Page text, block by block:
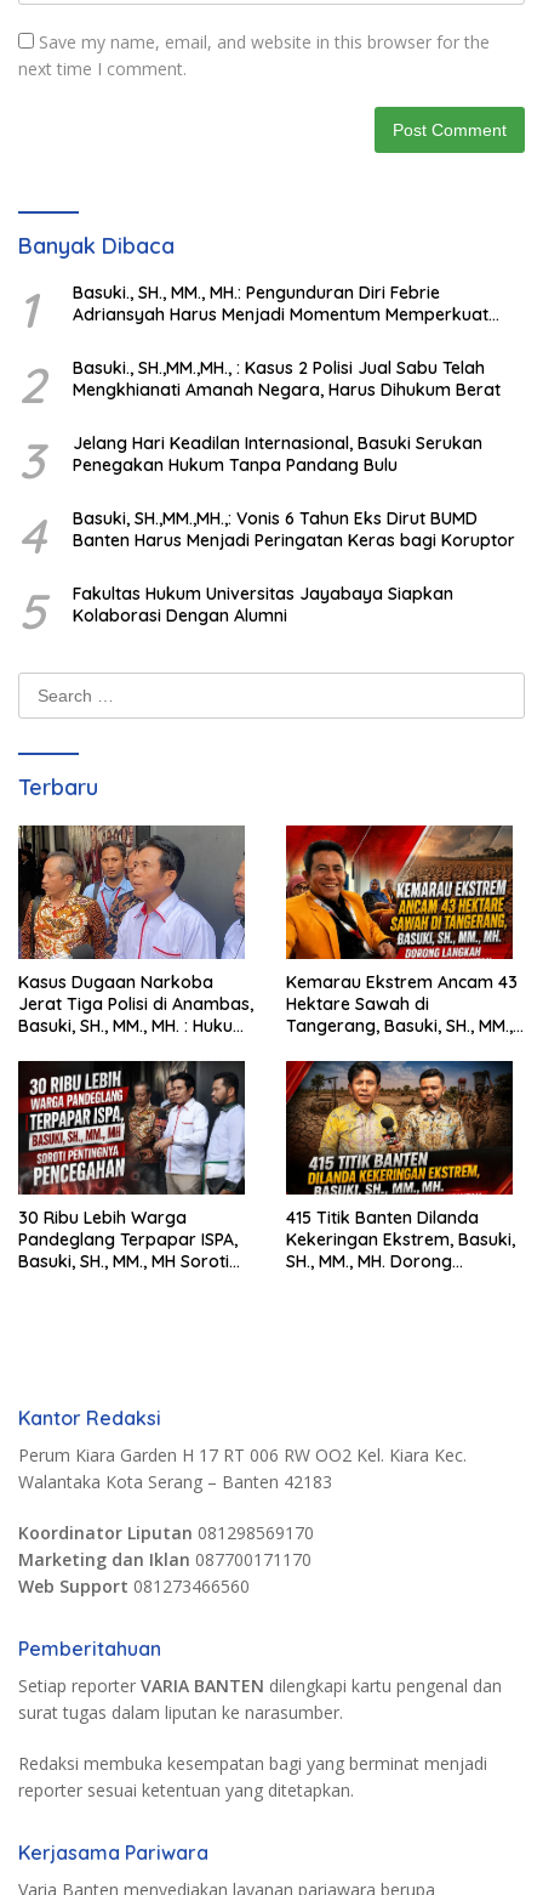
Save my name, email, and website in this browser for the
next time I comment.
Banyak Dibaca
1
Basuki., SH., MM., MH.: Pengunduran Diri Febrie
Adriansyah Harus Menjadi Momentum Memperkuat
2
Basuki., SH.,MM.,MH., : Kasus 2 Polisi Jual Sabu Telah
Mengkhianati Amanah Negara, Harus Dihukum Berat
3
Jelang Hari Keadilan Internasional, Basuki Serukan
Penegakan Hukum Tanpa Pandang Bulu
4
Basuki, SH.,MM.,MH.,: Vonis 6 Tahun Eks Dirut BUMD
Banten Harus Menjadi Peringatan Keras bagi Koruptor
5
Fakultas Hukum Universitas Jayabaya Siapkan
Kolaborasi Dengan Alumni
Terbaru
Kasus Dugaan Narkoba
Jerat Tiga Polisi di Anambas,
Basuki, SH., MM., MH. : Hukum
Kemarau Ekstrem Ancam 43
Hektare Sawah di
Tangerang, Basuki, SH., MM.,
Pemerintah
30 Ribu Lebih Warga
Pandeglang Terpapar ISPA,
Basuki, SH., MM., MH Soroti
415 Titik Banten Dilanda
Kekeringan Ekstrem, Basuki,
SH., MM., MH. Dorong
Kantor Redaksi
Perum Kiara Garden H 17 RT 006 RW OO2 Kel. Kiara Kec.
Walantaka Kota Serang – Banten 42183
Koordinator Liputan 081298569170
Marketing dan Iklan 087700171170
Web Support 081273466560
Pemberitahuan
Setiap reporter VARIA BANTEN dilengkapi kartu pengenal dan
surat tugas dalam liputan ke narasumber.
Redaksi membuka kesempatan bagi yang berminat menjadi
reporter sesuai ketentuan yang ditetapkan.
Kerjasama Pariwara
Varia Banten menyediakan layanan pariawara berupa